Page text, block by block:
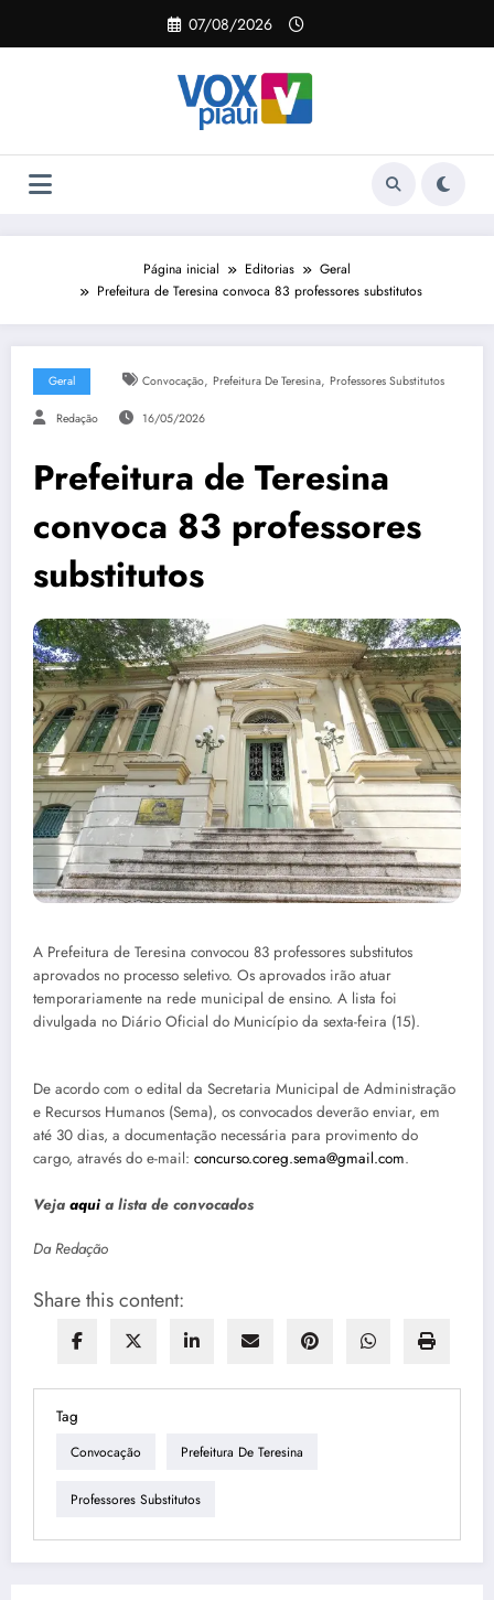
o
07/08/2026
Página inicial Editorias
Geral
Prefeitura de Teresina convoca 83 professores substitutos
Geral Convocação, Prefeitura De Teresina, Professores Substitutos
Redação 16/05/2026
Prefeitura de Teresina
convoca 83 professores
substitutos
A Prefeitura de Teresina convocou 83 professores substitutos
aprovados no processo seletivo. Os aprovados irão atuar
temporariamente na rede municipal de ensino. A lista foi
divulgada no Diário Oficial do Município da sexta-feira (15).
De acordo com o edital da Secretaria Municipal de Administração
e Recursos Humanos (Sema), os convocados deverão enviar, em
até 30 dias, a documentação necessária para provimento do
cargo, através do e-mail: concurso.coreg.sema@gmail.com.
Veja aqui a lista de convocados
Da Redação
Share this content:
Tag
Convocação Prefeitura De Teresina
Professores Substitutos